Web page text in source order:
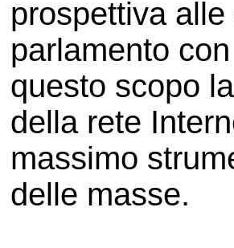
prospettiva
parlamento
questo scopo
della rete
massimo
delle masse.